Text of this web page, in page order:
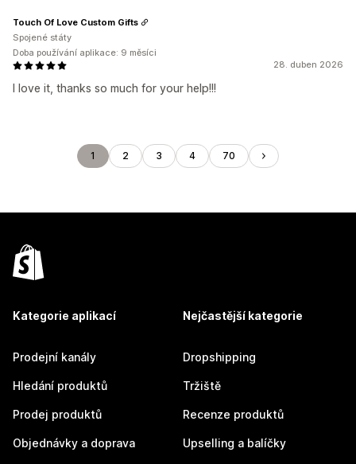
28. duben 2026
I love it, thanks so much for your help!!!
Touch Of Love Custom Gifts
Spojené státy
Doba používání aplikace: 9 měsíci
1 2 3 4 70
Kategorie aplikací
Prodejní kanály
Hledání produktů
Prodej produktů
Objednávky a doprava
Nejčastější kategorie
Dropshipping
Tržiště
Recenze produktů
Upselling a balíčky